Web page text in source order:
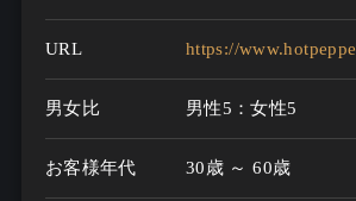
URL https://
男女比 男性5：女性5
お客様年代 30歳 ～ 60歳